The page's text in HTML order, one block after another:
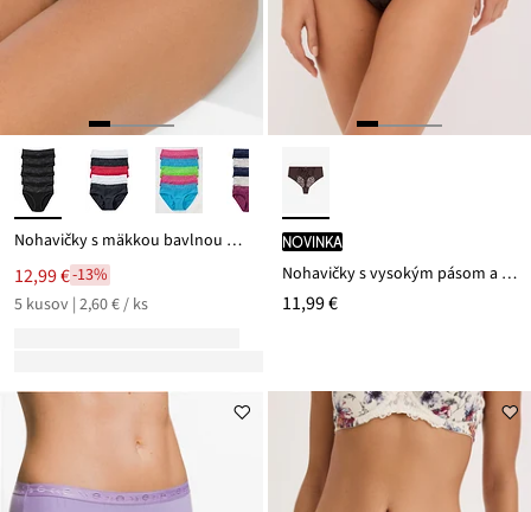
Nohavičky s mäkkou bavlnou a čipkou (5 ks)
12,99 €-13%
5 kusov | 2,60 € / ks
novinka
Nohavičky s vysokým pásom a výšivkou
11,99 €